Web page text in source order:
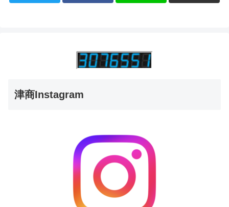
津商Instagram